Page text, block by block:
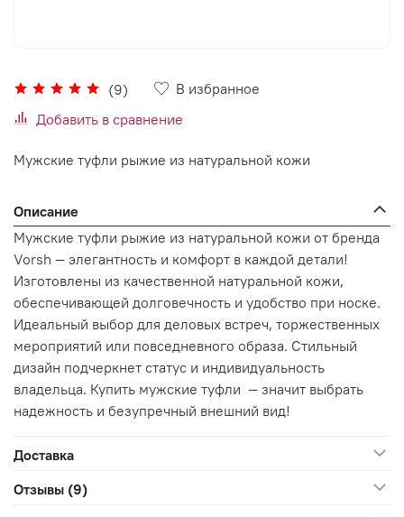
(9)
В избранное
Добавить в сравнение
Мужские туфли рыжие из натуральной кожи
Описание
Мужские туфли рыжие из натуральной кожи от бренда
Vorsh — элегантность и комфорт в каждой детали!
Изготовлены из качественной натуральной кожи,
обеспечивающей долговечность и удобство при носке.
Идеальный выбор для деловых встреч, торжественных
мероприятий или повседневного образа. Стильный
дизайн подчеркнет статус и индивидуальность
владельца. Купить мужские туфли — значит выбрать
надежность и безупречный внешний вид!
Доставка
Отзывы (9)